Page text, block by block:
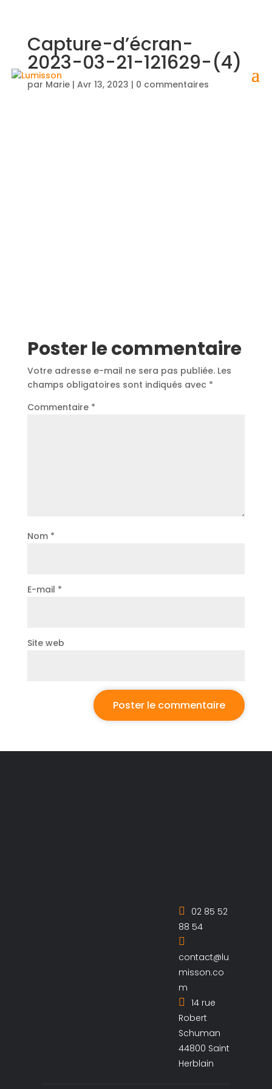
Capture-d’écran-
2023-03-21-121629-(4)
par Marie| Avr 13, 2023 | 0 commentaires
Poster le commentaire
Votre adresse e-mail ne sera pas publiée. Les
champs obligatoires sont indiqués avec *
Commentaire *
Nom *
E-mail *
Site web
02 85 52
88 54
contact@lu
misson.co
m
14 rue
Robert
Schuman
44800 Saint
Herblain